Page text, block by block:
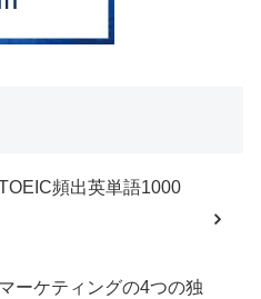
頻出英単語1000
ーケティングの4つの独